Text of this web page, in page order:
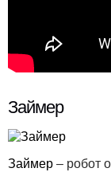
Займер
Займер – робот